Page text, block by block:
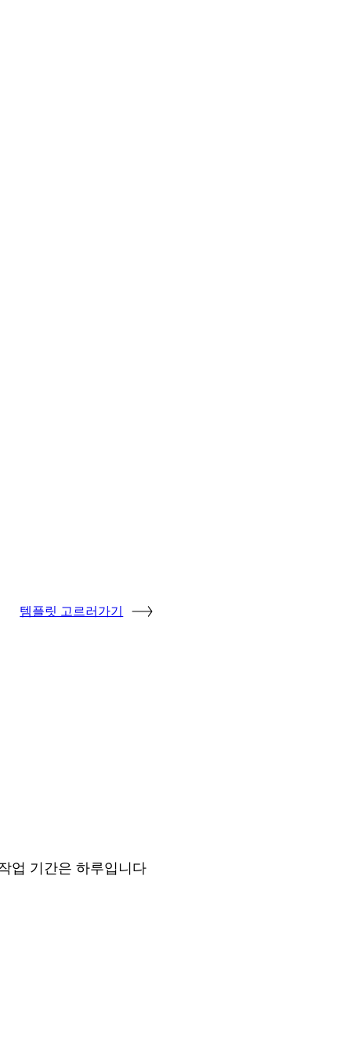
템플릿 고르러가기
업 기간은 하루입니다